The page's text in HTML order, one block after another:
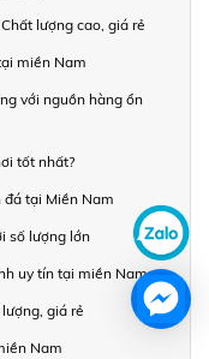
lượng cao, giá rẻ
miền Nam
với nguồn hàng ổn
tốt nhất?
đá tại Miền Nam
số lượng lớn
uy tín tại miền Nam
giá rẻ
Nam